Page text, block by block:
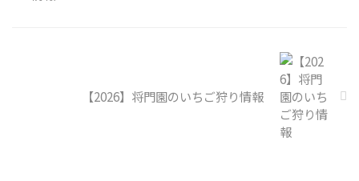
【2026】将門園のいちご狩り情報